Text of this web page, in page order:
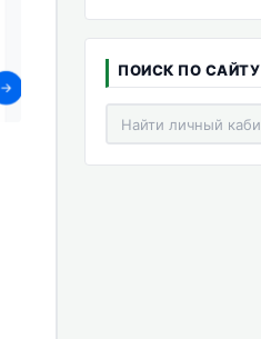
ПОИСК ПО САЙТУ